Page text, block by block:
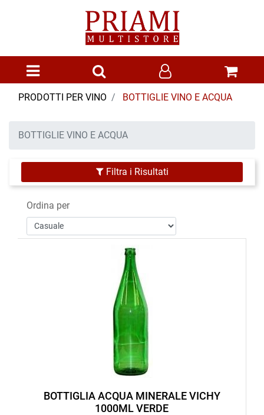
Open menu
PRODOTTI PER VINO BOTTIGLIE VINO E ACQUA
BOTTIGLIE VINO E ACQUA
Filtra i Risultati
Ordina per
BOTTIGLIA ACQUA MINERALE VICHY
1000ML VERDE